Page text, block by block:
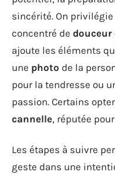
sincérité. On
concentré de douceur
ajoute les éléments
une photo de la
pour la tendresse ou
passion. Certains
cannelle, réputée
Les étapes à suivre
geste dans une